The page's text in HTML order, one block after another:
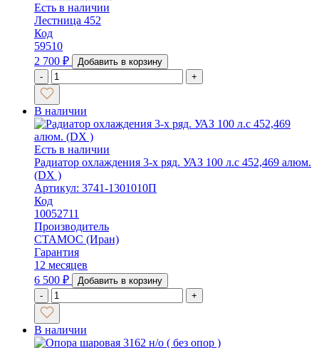
Есть в наличии
Лестница 452
Код
59510
2 700 ₽
Добавить в корзину
-
+
В наличии
Есть в наличии
Радиатор охлаждения 3-х ряд. УАЗ 100 л.с 452,469 алюм.
(DX )
Артикул: 3741-1301010П
Код
10052711
Производитель
СТАМОС (Иран)
Гарантия
12 месяцев
6 500 ₽
Добавить в корзину
-
+
В наличии